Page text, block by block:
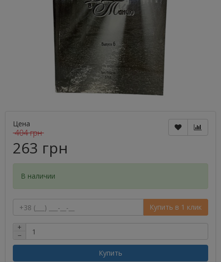
Цена
404 грн
263 грн
В наличии
Купить в 1 клик
+
−
Купить